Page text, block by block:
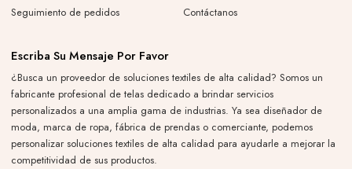
Seguimiento de pedidos
Contáctanos
Escriba Su Mensaje Por Favor
¿Busca un proveedor de soluciones textiles de alta calidad? Somos un
fabricante profesional de telas dedicado a brindar servicios
personalizados a una amplia gama de industrias. Ya sea diseñador de
moda, marca de ropa, fábrica de prendas o comerciante, podemos
personalizar soluciones textiles de alta calidad para ayudarle a mejorar la
competitividad de sus productos.